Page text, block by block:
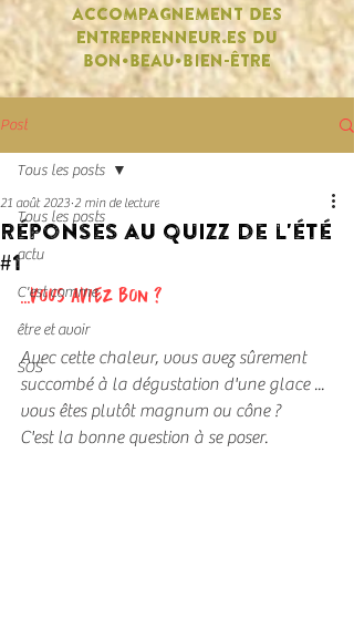
ACCOMPAGNEMENT DES
ENTREPRENNEUR.ES DU
BON•BEAU•BIEN-ÊTRE
Post
Tous les posts
actu
C'est comme
être et avoir
SOS
Tous les posts
Réponses au QUIZZ de l'été
#1
21 août 2023 2 min de lecture
...vous aviez bon ?
Avec cette chaleur, vous avez sûrement
succombé à la dégustation d'une glace ...
vous êtes plutôt magnum ou cône ?
C'est la bonne question à se poser.